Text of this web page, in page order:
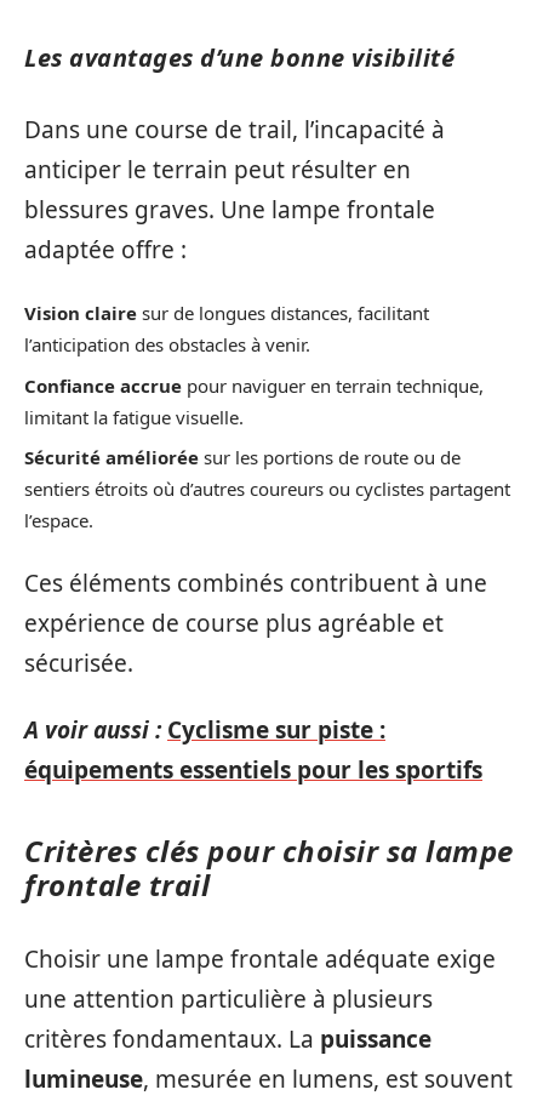
Les avantages d’une bonne visibilité
Dans une course de trail, l’incapacité à
anticiper le terrain peut résulter en
blessures graves. Une lampe frontale
adaptée offre :
Vision claire sur de longues distances, facilitant
l’anticipation des obstacles à venir.
Confiance accrue pour naviguer en terrain technique,
limitant la fatigue visuelle.
Sécurité améliorée sur les portions de route ou de
sentiers étroits où d’autres coureurs ou cyclistes partagent
l’espace.
Ces éléments combinés contribuent à une
expérience de course plus agréable et
sécurisée.
A voir aussi : Cyclisme sur piste :
équipements essentiels pour les sportifs
Critères clés pour choisir sa lampe
frontale trail
Choisir une lampe frontale adéquate exige
une attention particulière à plusieurs
critères fondamentaux. La puissance
lumineuse, mesurée en lumens, est souvent